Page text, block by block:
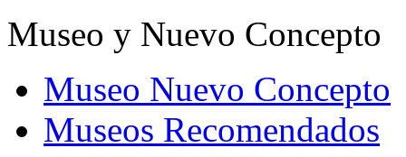
Museo y Nuevo Concepto
Museo Nuevo Concepto
Museos Recomendados